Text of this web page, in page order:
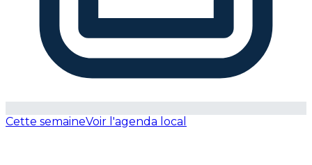
Cette semaineVoir l'agenda local